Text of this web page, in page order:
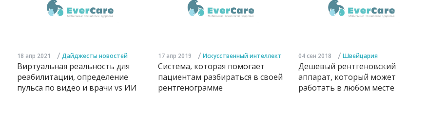
18 апр 2021 / Дайджесты новостей
Виртуальная реальность для
реабилитации, определение
пульса по видео и врачи vs ИИ
17 апр 2019 / Искусственный интеллект
Система, которая помогает
пациентам разбираться в своей
рентгенограмме
04 сен 2018 / Швейцария
Дешевый рентгеновский
аппарат, который может
работать в любом месте